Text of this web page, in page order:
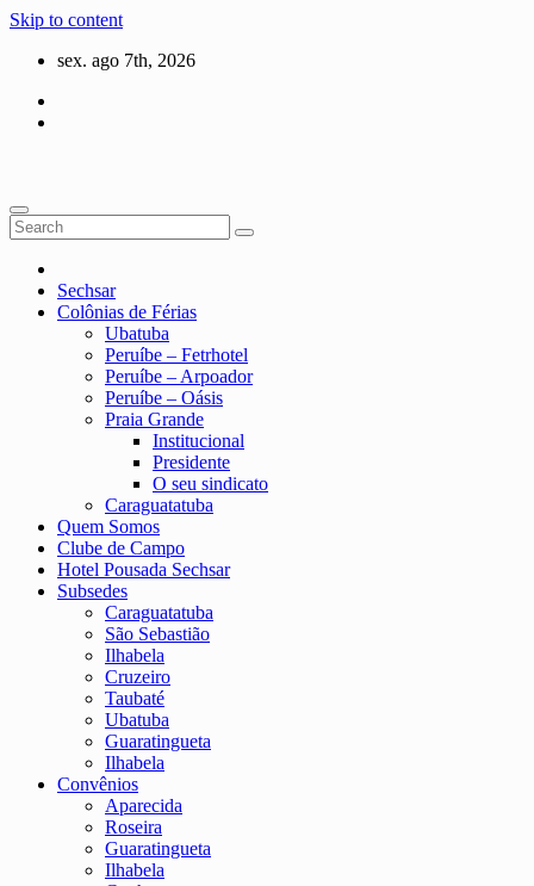
Skip to content
sex. ago 7th, 2026
Sechsar
Colônias de Férias
Ubatuba
Peruíbe – Fetrhotel
Peruíbe – Arpoador
Peruíbe – Oásis
Praia Grande
Institucional
Presidente
O seu sindicato
Caraguatatuba
Quem Somos
Clube de Campo
Hotel Pousada Sechsar
Subsedes
Caraguatatuba
São Sebastião
Ilhabela
Cruzeiro
Taubaté
Ubatuba
Guaratingueta
Ilhabela
Convênios
Aparecida
Roseira
Guaratingueta
Ilhabela